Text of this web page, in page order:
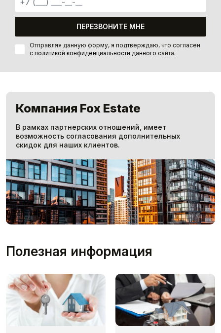
ПЕРЕЗВОНИТЕ МНЕ
Отправляя данную форму, я подтверждаю, что согласен
с политикой конфиденциальности данного сайта.
Компания Fox Estate
В рамках партнерских отношений, имеет
возможность согласования дополнительных
скидок для наших клиентов.
Полезная информация